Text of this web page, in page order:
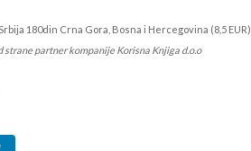
180din Crna Gora, Bosna i Hercegovina (8,5 EUR),
strane partner kompanije Korisna Knjiga d.o.o